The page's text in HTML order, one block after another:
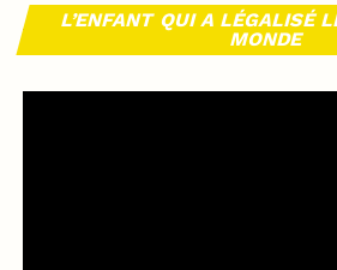
L’ENFANT QUI A LÉGALISÉ
MONDE